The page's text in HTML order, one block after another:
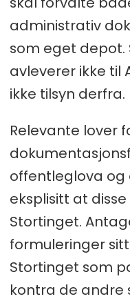
administrativ
som eget depot.
avleverer ikke til
ikke tilsyn derfra.
Relevante lover
offentleglova og
eksplisitt at
Stortinget.
formuleringer
Stortinget som
kontra de andre